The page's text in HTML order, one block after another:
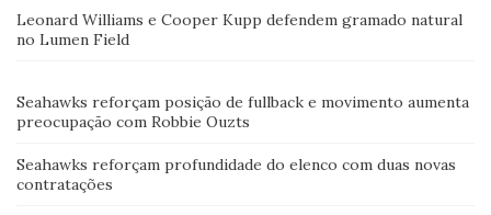
Leonard Williams e Cooper Kupp defendem gramado natural
no Lumen Field
Seahawks reforçam posição de fullback e movimento aumenta
preocupação com Robbie Ouzts
Seahawks reforçam profundidade do elenco com duas novas
contratações